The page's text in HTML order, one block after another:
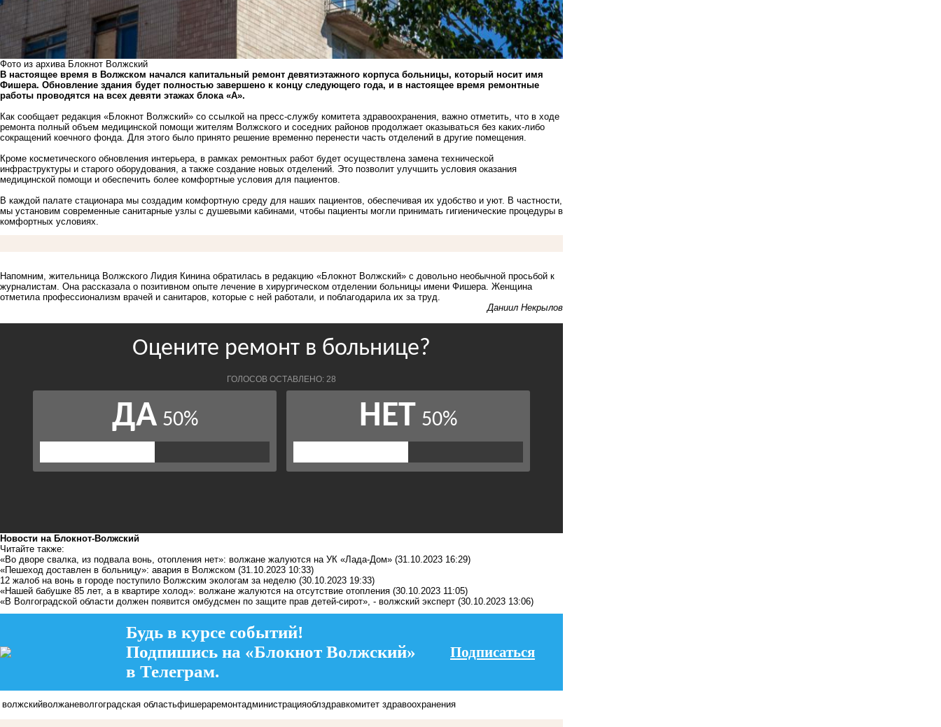
Фото из архива Блокнот Волжский
В настоящее время в Волжском начался капитальный ремонт девятиэтажного корпуса больницы, который носит имя
Фишера. Обновление здания будет полностью завершено к концу следующего года, и в настоящее время ремонтные
работы проводятся на всех девяти этажах блока «А».
Как сообщает редакция «Блокнот Волжский» со ссылкой на пресс-службу комитета здравоохранения, важно отметить, что в ходе
ремонта полный объем медицинской помощи жителям Волжского и соседних районов продолжает оказываться без каких-либо
сокращений коечного фонда. Для этого было принято решение временно перенести часть отделений в другие помещения.
Кроме косметического обновления интерьера, в рамках ремонтных работ будет осуществлена замена технической
инфраструктуры и старого оборудования, а также создание новых отделений. Это позволит улучшить условия оказания
медицинской помощи и обеспечить более комфортные условия для пациентов.
В каждой палате стационара мы создадим комфортную среду для наших пациентов, обеспечивая их удобство и уют. В частности,
мы установим современные санитарные узлы с душевыми кабинами, чтобы пациенты могли принимать гигиенические процедуры в
комфортных условиях.
Напомним, жительница Волжского Лидия Кинина обратилась в редакцию «Блокнот Волжский» с довольно необычной просьбой к
журналистам. Она рассказала о позитивном опыте лечение в хирургическом отделении больницы имени Фишера. Женщина
отметила профессионализм врачей и санитаров, которые с ней работали, и поблагодарила их за труд.
Даниил Некрылов
Новости на Блoкнoт-Волжский
Читайте также:
«Во дворе свалка, из подвала вонь, отопления нет»: волжане жалуются на УК «Лада-Дом» (31.10.2023 16:29)
«Пешеход доставлен в больницу»: авария в Волжском (31.10.2023 10:33)
12 жалоб на вонь в городе поступило Волжским экологам за неделю (30.10.2023 19:33)
«Нашей бабушке 85 лет, а в квартире холод»: волжане жалуются на отсутствие отопления (30.10.2023 11:05)
«В Волгоградской области должен появится омбудсмен по защите прав детей-сирот», - волжский эксперт (30.10.2023 13:06)
Будь в курсе событий!
Подпишись на «Блокнот Волжский»
в Телеграм.
Подписаться
волжскийволжаневолгоградская областьфишераремонтадминистрацияоблздравкомитет здравоохранения